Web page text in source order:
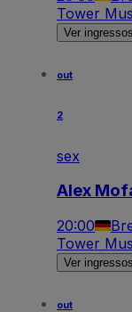
Tower
Ver ingressos
out
2
sex
Alex
20:00
Tower
Ver ingressos
out